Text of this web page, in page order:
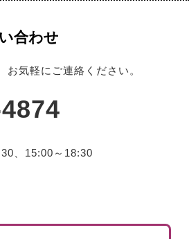
合わせ
お気軽にご連絡ください。
、15:00～18:30